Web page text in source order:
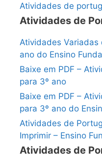
Atividades de
Atividades de
Atividades Variadas
ano do Ensino
Baixe em PDF –
para 3º ano
Baixe em PDF –
para 3º ano do
Atividades de
Imprimir – Ensino
Atividades de